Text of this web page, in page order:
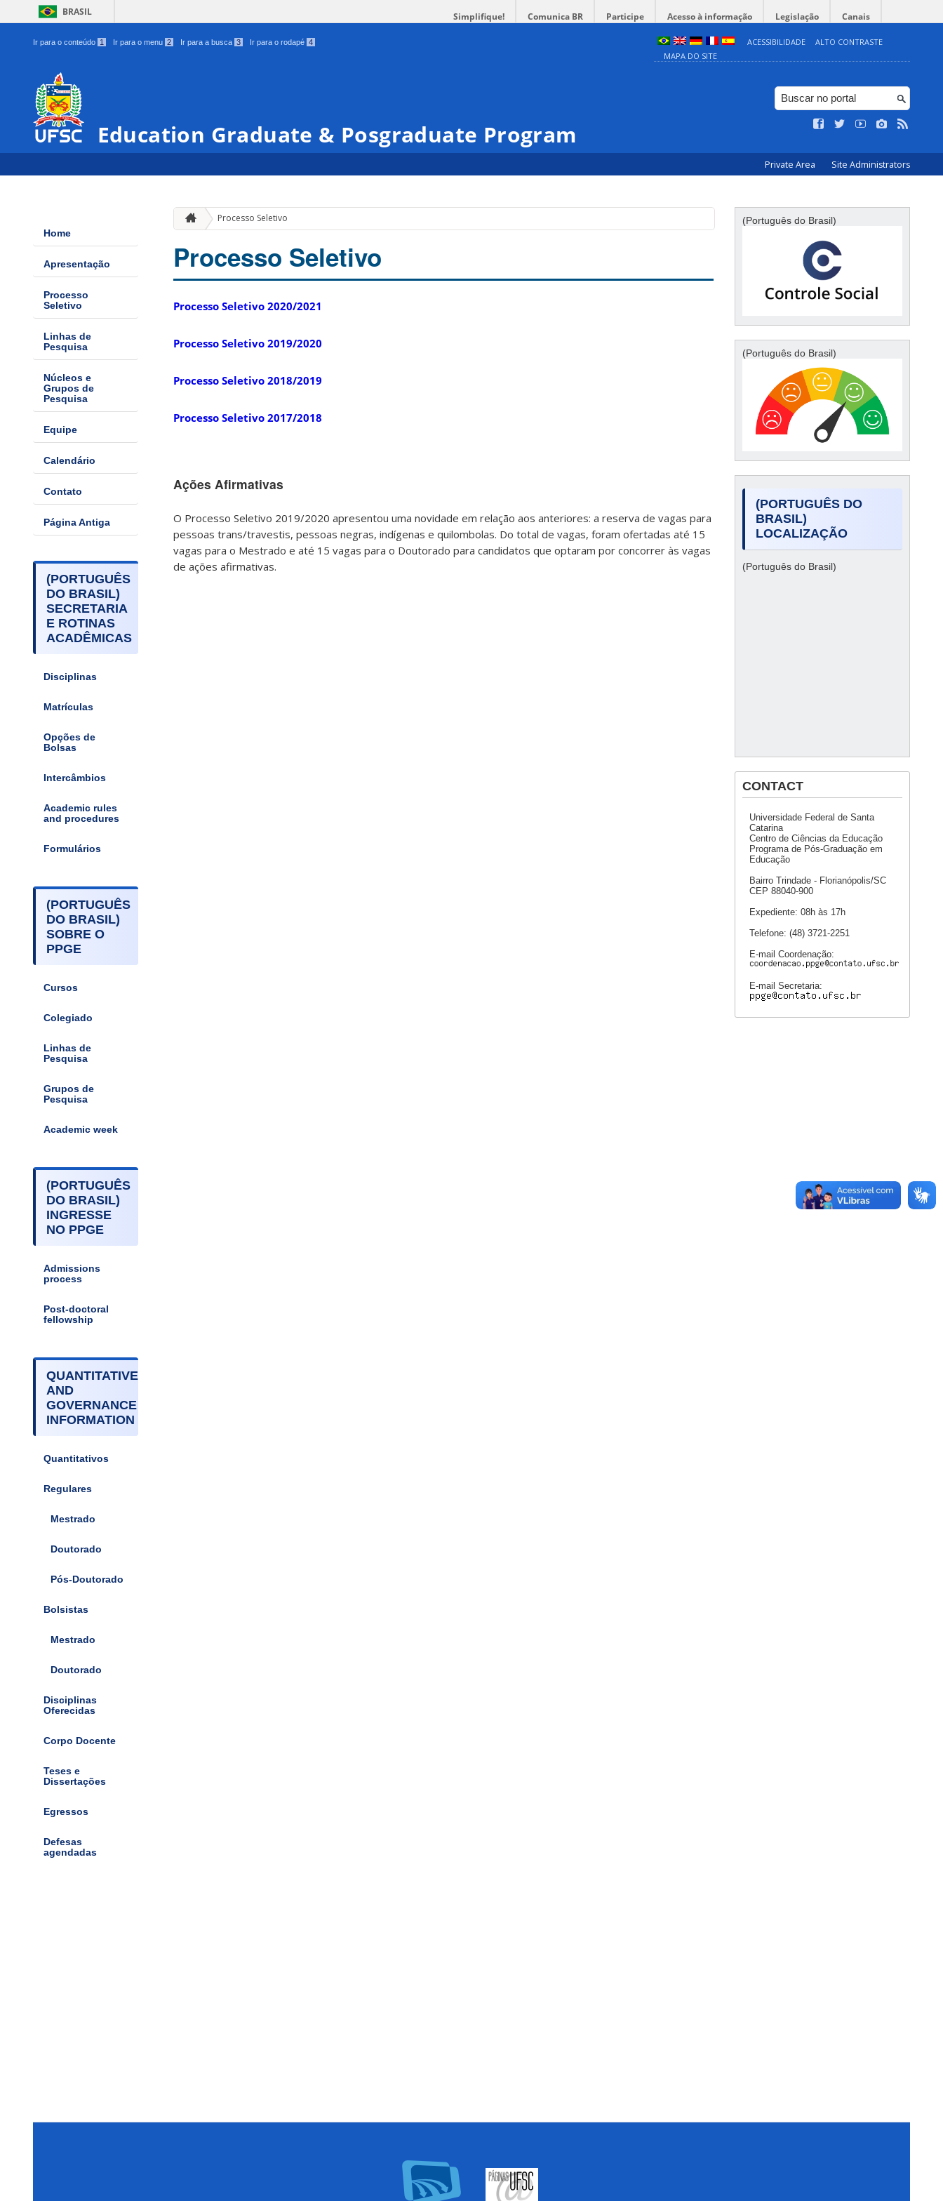
BRASIL Simplifique! Comunica BR Participe Acesso à informação Legislação Canais
Ir para o conteúdo 1 Ir para o menu 2 Ir para a busca 3 Ir para o rodapé 4 ACESSIBILIDADE
ALTO CONTRASTE
MAPA DO SITE
Education Graduate & Posgraduate Program
Private Area Site Administrators
Home
Apresentação
Processo
Seletivo
Linhas de
Pesquisa
Núcleos e
Grupos de
Pesquisa
Equipe
Calendário
Contato
Página Antiga
(PORTUGUÊS
DO BRASIL)
SECRETARIA
E ROTINAS
ACADÊMICAS
Disciplinas
Matrículas
Opções de
Bolsas
Intercâmbios
Academic rules
and procedures
Formulários
(PORTUGUÊS
DO BRASIL)
SOBRE O
PPGE
Cursos
Colegiado
Linhas de
Pesquisa
Grupos de
Pesquisa
Academic week
(PORTUGUÊS
DO BRASIL)
INGRESSE
NO PPGE
Admissions
process
Post-doctoral
fellowship
QUANTITATIVE
AND
GOVERNANCE
INFORMATION
Quantitativos
Regulares
Mestrado
Doutorado
Pós-Doutorado
Bolsistas
Mestrado
Doutorado
Disciplinas
Oferecidas
Corpo Docente
Teses e
Dissertações
Egressos
Defesas
agendadas
Processo Seletivo
Processo Seletivo
Processo Seletivo 2020/2021
Processo Seletivo 2019/2020
Processo Seletivo 2018/2019
Processo Seletivo 2017/2018
Ações Afirmativas
O Processo Seletivo 2019/2020 apresentou uma novidade em relação aos anteriores: a reserva de vagas para
pessoas trans/travestis, pessoas negras, indígenas e quilombolas. Do total de vagas, foram ofertadas até 15
vagas para o Mestrado e até 15 vagas para o Doutorado para candidatos que optaram por concorrer às vagas
de ações afirmativas.
(Português do Brasil)
(Português do Brasil)
(PORTUGUÊS DO
BRASIL)
LOCALIZAÇÃO
(Português do Brasil)
CONTACT
Universidade Federal de Santa
Catarina
Centro de Ciências da Educação
Programa de Pós-Graduação em
Educação
Bairro Trindade - Florianópolis/SC
CEP 88040-900
Expediente: 08h às 17h
Telefone: (48) 3721-2251
E-mail Coordenação:
E-mail Secretaria: